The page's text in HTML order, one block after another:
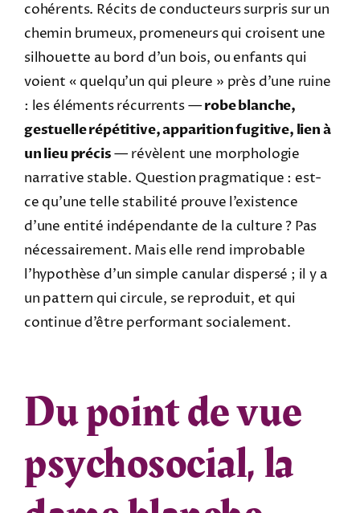
cohérents. Récits de conducteurs surpris sur un
chemin brumeux, promeneurs qui croisent une
silhouette au bord d’un bois, ou enfants qui
voient « quelqu’un qui pleure » près d’une ruine
: les éléments récurrents —robe blanche,
gestuelle répétitive, apparition fugitive, lien à
un lieu précis— révèlent une morphologie
narrative stable. Question pragmatique : est-
ce qu’une telle stabilité prouve l’existence
d’une entité indépendante de la culture ? Pas
nécessairement. Mais elle rend improbable
l’hypothèse d’un simple canular dispersé ; il y a
un pattern qui circule, se reproduit, et qui
continue d’être performant socialement.
Du point de vue
psychosocial, la